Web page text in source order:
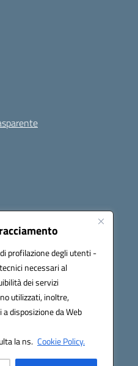
profilazione degli utenti -
necessari al
dei servizi
utilizzati, inoltre,
disposizione da Web
la ns. Cookie Policy.